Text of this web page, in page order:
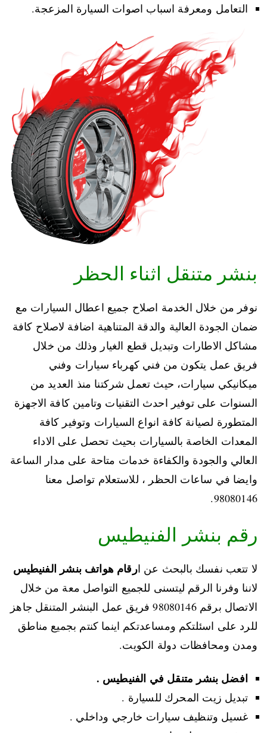
التعامل ومعرفة اسباب اصوات السيارة المزعجة.
بنشر متنقل اثناء الحظر
نوفر من خلال الخدمة اصلاح جميع اعطال السيارات مع
ضمان الجودة العالية والدقة المتناهية اضافة لاصلاح كافة
مشاكل الاطارات وتبديل قطع الغيار وذلك من خلال
فريق عمل يتكون من فني كهرباء سيارات وفني
ميكانيكي سيارات، حيث تعمل شركتنا منذ العديد من
السنوات على توفير احدث التقنيات وتامين كافة الاجهزة
المتطورة لصيانة كافة انواع السيارات وتوفير كافة
المعدات الخاصة بالسيارات بحيث تحصل على الاداء
العالي والجودة والكفاءة خدمات متاحة على مدار الساعة
وايضا في ساعات الحظر ، للاستعلام تواصل معنا
98080146‬.
رقم بنشر الفنيطيس
لا تتعب نفسك بالبحث عن ارقام هواتف بنشر الفنيطيس
لاننا وفرنا الرقم ليتسنى للجميع التواصل معة من خلال
الاتصال برقم 98080146‬ فريق عمل البنشر المتنقل جاهز
للرد على اسئلتكم ومساعدتكم اينما كنتم بجميع مناطق
ومدن ومحافظات دولة الكويت.
افضل بنشر متنقل في الفنيطيس .
تبديل زيت المحرك للسيارة .
غسيل وتنظيف سيارات خارجي وداخلي .